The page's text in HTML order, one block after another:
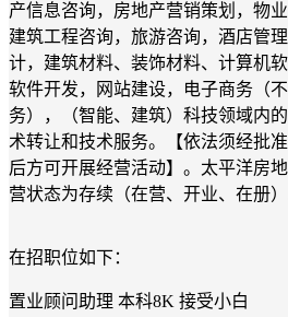
产信息咨询，房地产营销策划，物
建筑工程咨询，旅游咨询，酒店管
计，建筑材料、装饰材料、计算机
软件开发，网站建设，电子商务（
务），（智能、建筑）科技领域内
术转让和技术服务。【依法须经批
后方可开展经营活动】。太平洋房
营状态为存续（在营、开业、在册）
在招职位如下：
置业顾问助理 本科8K 接受小白